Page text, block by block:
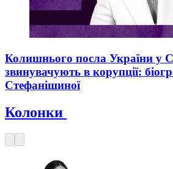
Колишнього посла України
звинувачують в корупції:
Стефанішиної
Колонки